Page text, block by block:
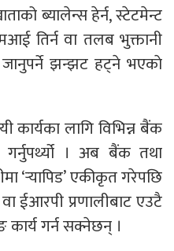
ब्यालेन्स हेर्न, स्टेटमेन्ट
तिर्न वा तलब भुक्तानी
झन्झट हट्ने भएकाे
कार्यका लागि विभिन्न बैंक
। अब बैंक तथा
‘र्‍यापिड’ एकीकृत गरेपछि
ईआरपी प्रणालीबाट एउटै
गर्न सक्नेछन् ।